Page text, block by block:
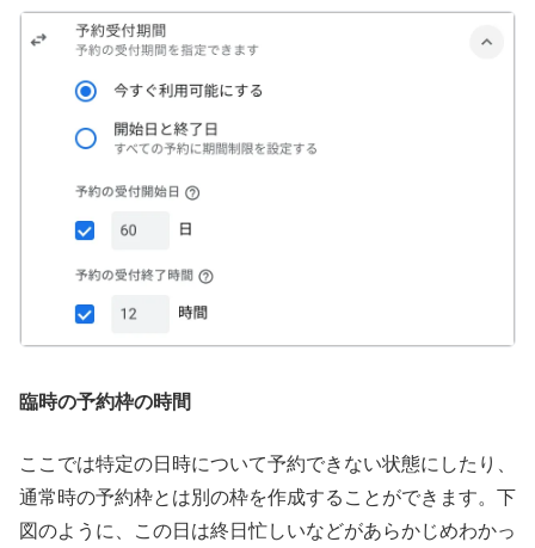
臨時の予約枠の時間
ここでは特定の日時について予約できない状態にしたり、
通常時の予約枠とは別の枠を作成することができます。下
図のように、この日は終日忙しいなどがあらかじめわかっ